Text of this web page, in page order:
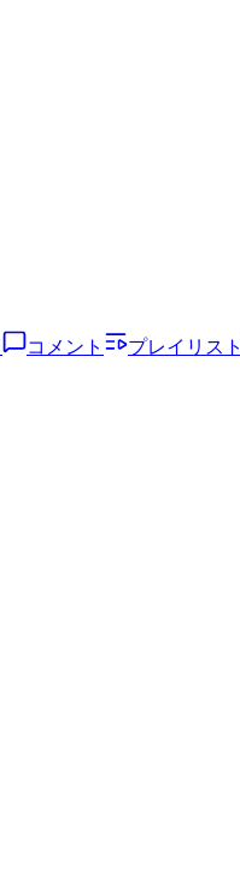
コメント プレイリスト